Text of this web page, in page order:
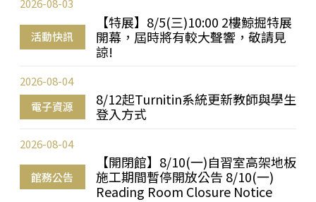
活動快訊
【特展】8/5(三)10:00 2樓鯨掘特展
開幕，屆時將有較大聲響，敬請見
諒!
2026-08-03
電子資源
8/12起Turnitin系統更新教師與學生
登入方式
2026-08-04
館務公告
【開閉館】8/10(一)自習室高架地板
施工期間暫停開放公告 8/10(一)
Reading Room Closure Notice
2026-08-04